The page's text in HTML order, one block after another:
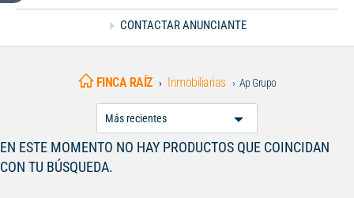
CONTACTAR ANUNCIANTE
FINCA RAÍZ Inmobiliarias Ap Grupo
EN ESTE MOMENTO NO HAY PRODUCTOS QUE COINCIDAN
CON TU BÚSQUEDA.